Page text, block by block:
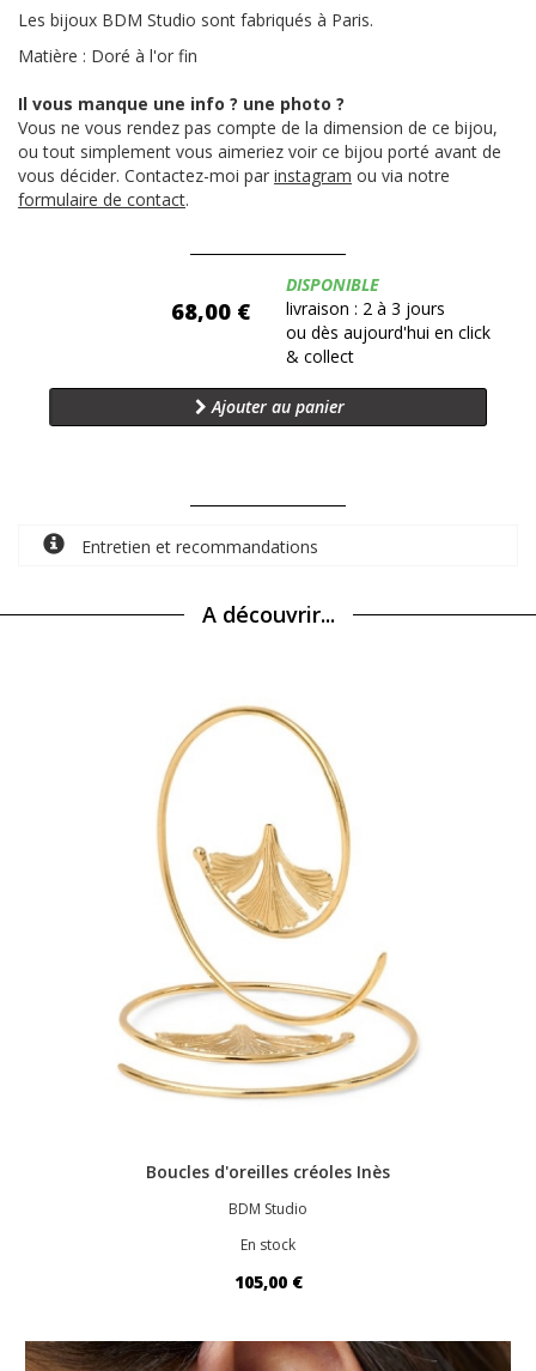
Les bijoux BDM Studio sont fabriqués à Paris.
Matière : Doré à l'or fin
Il vous manque une info ? une photo ?
Vous ne vous rendez pas compte de la dimension de ce bijou,
ou tout simplement vous aimeriez voir ce bijou porté avant de
vous décider. Contactez-moi par instagram ou via notre
formulaire de contact.
68,00 €
Disponibilité:
DISPONIBLE
livraison : 2 à 3 jours
ou dès aujourd'hui en click
& collect
Ajouter au panier
Entretien et recommandations
A découvrir...
Boucles d'oreilles créoles Inès
BDM Studio
En stock
105,00 €